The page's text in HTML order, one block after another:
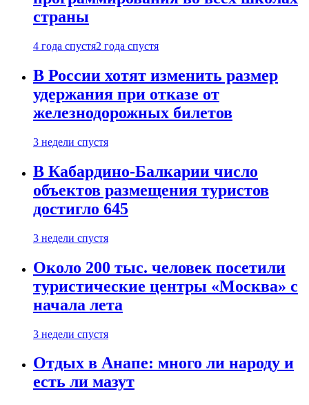
страны
4 года спустя2 года спустя
В России хотят изменить размер
удержания при отказе от
железнодорожных билетов
3 недели спустя
В Кабардино-Балкарии число
объектов размещения туристов
достигло 645
3 недели спустя
Около 200 тыс. человек посетили
туристические центры «Москва» с
начала лета
3 недели спустя
Отдых в Анапе: много ли народу и
есть ли мазут